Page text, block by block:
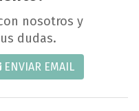
nosotros y
dudas.
ENVIAR EMAIL